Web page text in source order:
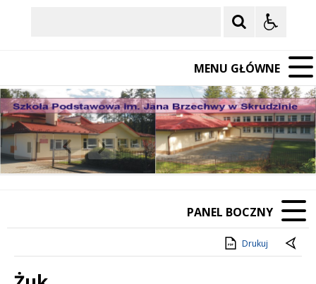
MENU GŁÓWNE
Poprzedni Element
Następny Element
❚❚
PANEL BOCZNY
Drukuj